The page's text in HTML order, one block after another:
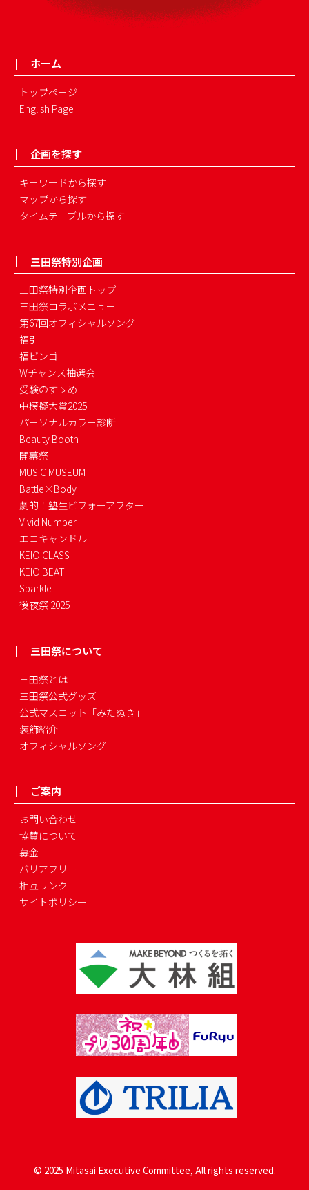
ホーム
トップページ
English Page
企画を探す
キーワードから探す
マップから探す
タイムテーブルから探す
三田祭特別企画
三田祭特別企画トップ
三田祭コラボメニュー
第67回オフィシャルソング
福引
福ビンゴ
Wチャンス抽選会
受験のすゝめ
中模擬大賞2025
パーソナルカラー診断
Beauty Booth
開幕祭
MUSIC MUSEUM
Battle×Body
劇的！塾生ビフォーアフター
Vivid Number
エコキャンドル
KEIO CLASS
KEIO BEAT
Sparkle
後夜祭 2025
三田祭について
三田祭とは
三田祭公式グッズ
公式マスコット「みたぬき」
装飾紹介
オフィシャルソング
ご案内
お問い合わせ
協賛について
募金
バリアフリー
相互リンク
サイトポリシー
© 2025 Mitasai Executive Committee, All rights reserved.